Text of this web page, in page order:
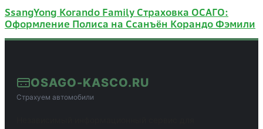
SsangYong Korando Family Страховка ОСАГО:
Оформление Полиса на Ссанъён Корандо Фэмили
OSAGO-KASCO.RU
Страхуем автомобили